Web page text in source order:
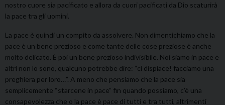
nostro cuore sia pacificato e allora da cuori pacificati da Dio scaturirà
la pace tra gli uomini.
La pace è quindi un compito da assolvere. Non dimentichiamo che la
pace è un bene prezioso e come tante delle cose preziose è anche
molto delicato. È poi un bene prezioso indivisibile. Noi siamo in pace e
altri non lo sono, qualcuno potrebbe dire: “ci dispiace! facciamo una
preghiera per loro…”. A meno che pensiamo che la pace sia
semplicemente “starcene in pace” fin quando possiamo, c’è una
consapevolezza che o la pace è pace di tutti e tra tutti, altrimenti